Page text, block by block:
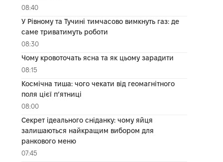
08:40
У Рівному та Тучині тимчасово вимкнуть газ: де
саме триватимуть роботи
08:30
Чому кровоточать ясна та як цьому зарадити
08:15
Космічна тиша: чого чекати від геомагнітного
поля цієї п’ятниці
08:00
Секрет ідеального сніданку: чому яйця
залишаються найкращим вибором для
ранкового меню
07:45